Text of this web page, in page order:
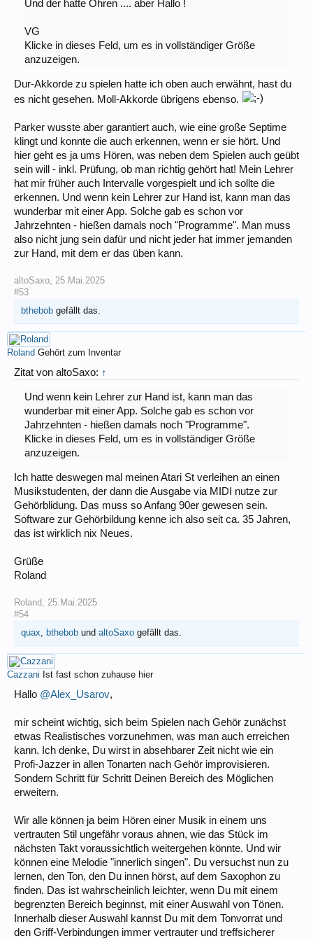
Und der hatte Ohren .... aber Hallo !
VG
Klicke in dieses Feld, um es in vollständiger Größe
anzuzeigen.
Dur-Akkorde zu spielen hatte ich oben auch erwähnt, hast du
es nicht gesehen. Moll-Akkorde übrigens ebenso.
Parker wusste aber garantiert auch, wie eine große Septime
klingt und konnte die auch erkennen, wenn er sie hört. Und
hier geht es ja ums Hören, was neben dem Spielen auch geübt
sein will - inkl. Prüfung, ob man richtig gehört hat! Mein Lehrer
hat mir früher auch Intervalle vorgespielt und ich sollte die
erkennen. Und wenn kein Lehrer zur Hand ist, kann man das
wunderbar mit einer App. Solche gab es schon vor
Jahrzehnten - hießen damals noch "Programme". Man muss
also nicht jung sein dafür und nicht jeder hat immer jemanden
zur Hand, mit dem er das üben kann.
altoSaxo 25.Mai.2025
#53
bthebob gefällt das.
Roland Gehört zum Inventar
Zitat von altoSaxo: ↑
Und wenn kein Lehrer zur Hand ist, kann man das
wunderbar mit einer App. Solche gab es schon vor
Jahrzehnten - hießen damals noch "Programme".
Klicke in dieses Feld, um es in vollständiger Größe
anzuzeigen.
Ich hatte deswegen mal meinen Atari St verleihen an einen
Musikstudenten, der dann die Ausgabe via MIDI nutze zur
Gehörblidung. Das muss so Anfang 90er gewesen sein.
Software zur Gehörbildung kenne ich also seit ca. 35 Jahren,
das ist wirklich nix Neues.
Grüße
Roland
Roland
25.Mai.2025
#54
quax
bthebob und altoSaxo gefällt das.
Cazzani Ist fast schon zuhause hier
Hallo @Alex_Usarov,
mir scheint wichtig, sich beim Spielen nach Gehör zunächst
etwas Realistisches vorzunehmen, was man auch erreichen
kann. Ich denke, Du wirst in absehbarer Zeit nicht wie ein
Profi-Jazzer in allen Tonarten nach Gehör improvisieren.
Sondern Schritt für Schritt Deinen Bereich des Möglichen
erweitern.
Wir alle können ja beim Hören einer Musik in einem uns
vertrauten Stil ungefähr voraus ahnen, wie das Stück im
nächsten Takt voraussichtlich weitergehen könnte. Und wir
können eine Melodie "innerlich singen". Du versuchst nun zu
lernen, den Ton, den Du innen hörst, auf dem Saxophon zu
finden. Das ist wahrscheinlich leichter, wenn Du mit einem
begrenzten Bereich beginnst, mit einer Auswahl von Tönen.
Innerhalb dieser Auswahl kannst Du mit dem Tonvorrat und
den Griff-Verbindungen immer vertrauter und treffsicherer